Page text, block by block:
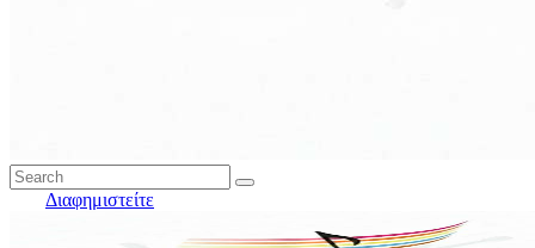
Διαφημιστείτε